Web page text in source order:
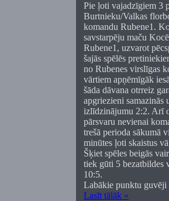
Pie ļoti vajadzīgiem 3
Burtnieku/Valkas
komandu Rubene1.
savstarpēju maču
Rubene1, uzvarot
šajās spēlēs
no Rubenes virslīgas
vārtiem apņēmīgāk
šāda dāvana otrreiz
apgriezieni samazinās
izlīdzinājumu 2:2. Arī
pārsvaru nevienai
trešā perioda sākumā
minūtes ļoti skaistus
Šķiet spēles beigās
tiek gūti 5 bezatbildes
10:5.
Labākie punktu
Lasīt tālāk »